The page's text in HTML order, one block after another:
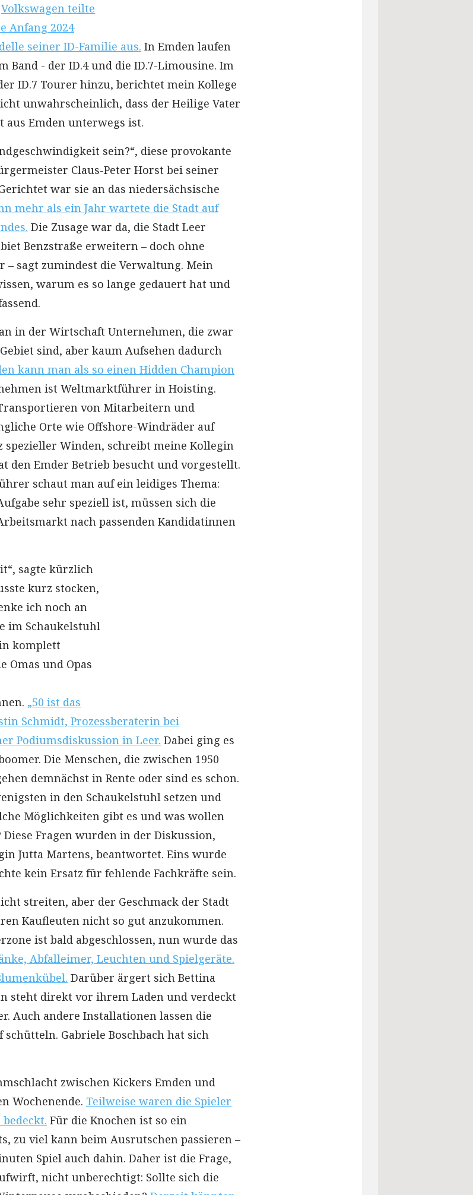
Volkswagen teilte
Anfang 2024
seiner ID-Familie aus. In Emden laufen
Band - der ID.4 und die ID.7-Limousine. Im
ID.7 Tourer hinzu, berichtet mein Kollege
unwahrscheinlich, dass der Heilige Vater
Emden unterwegs ist.
sein?“, diese provokante
Claus-Peter Horst bei seiner
war sie an das niedersächsische
mehr als ein Jahr wartete die Stadt auf
Die Zusage war da, die Stadt Leer
Benzstraße erweitern – doch ohne
– sagt zumindest die Verwaltung. Mein
warum es so lange gedauert hat und
in der Wirtschaft Unternehmen, die zwar
sind, aber kaum Aufsehen dadurch
kann man als so einen Hidden Champion
ist Weltmarktführer in Hoisting.
von Mitarbeitern und
Orte wie Offshore-Windräder auf
spezieller Winden, schreibt meine Kollegin
den Emder Betrieb besucht und vorgestellt.
schaut man auf ein leidiges Thema:
sehr speziell ist, müssen sich die
nach passenden Kandidatinnen
sagte kürzlich
kurz stocken,
ich noch an
im Schaukelstuhl
komplett
Omas und Opas
„50 ist das
Schmidt, Prozessberaterin bei
Podiumsdiskussion in Leer. Dabei ging es
Die Menschen, die zwischen 1950
demnächst in Rente oder sind es schon.
in den Schaukelstuhl setzen und
Möglichkeiten gibt es und was wollen
Fragen wurden in der Diskussion,
Jutta Martens, beantwortet. Eins wurde
kein Ersatz für fehlende Fachkräfte sein.
streiten, aber der Geschmack der Stadt
Kaufleuten nicht so gut anzukommen.
ist bald abgeschlossen, nun wurde das
Abfalleimer, Leuchten und Spielgeräte.
Darüber ärgert sich Bettina
steht direkt vor ihrem Laden und verdeckt
Auch andere Installationen lassen die
Gabriele Boschbach hat sich
zwischen Kickers Emden und
Wochenende. Teilweise waren die Spieler
Für die Knochen ist so ein
zu viel kann beim Ausrutschen passieren –
Spiel auch dahin. Daher ist die Frage,
nicht unberechtigt: Sollte sich die